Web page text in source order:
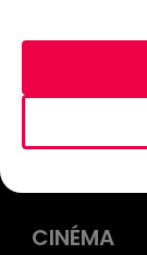
CINÉMA